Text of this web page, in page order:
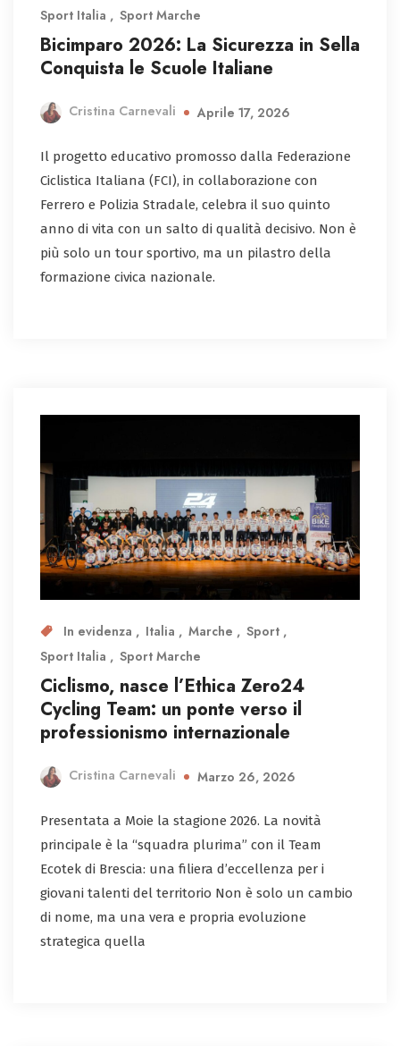
Sport Italia
Sport Marche
Bicimparo 2026: La Sicurezza in Sella
Conquista le Scuole Italiane
Cristina Carnevali Aprile 17, 2026
Il progetto educativo promosso dalla Federazione
Ciclistica Italiana (FCI), in collaborazione con
Ferrero e Polizia Stradale, celebra il suo quinto
anno di vita con un salto di qualità decisivo. Non è
più solo un tour sportivo, ma un pilastro della
formazione civica nazionale.
In evidenza Italia Marche
Sport
Sport Italia
Sport Marche
Ciclismo, nasce l’Ethica Zero24
Cycling Team: un ponte verso il
professionismo internazionale
Cristina Carnevali Marzo 26, 2026
Presentata a Moie la stagione 2026. La novità
principale è la “squadra plurima” con il Team
Ecotek di Brescia: una filiera d’eccellenza per i
giovani talenti del territorio Non è solo un cambio
di nome, ma una vera e propria evoluzione
strategica quella